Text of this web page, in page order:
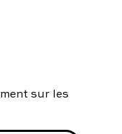
sur les